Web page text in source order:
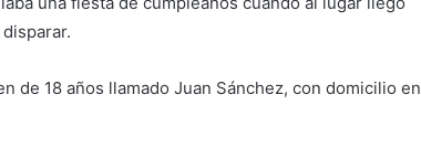
de 18 años llamado Juan Sánchez, con domicilio en